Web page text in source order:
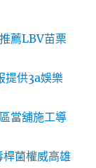
薦LBV苗栗
提供3a娛樂
當舖施工導
菌權威高雄